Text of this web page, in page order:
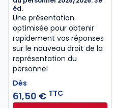
éd.
Une présentation
optimisée pour obtenir
rapidement vos réponses
sur le nouveau droit de la
représentation du
personnel
Dès
61,50 € TTC